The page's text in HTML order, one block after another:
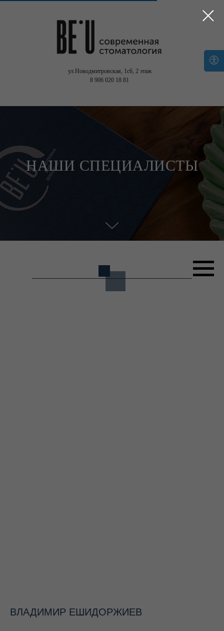
ул.Новодмитровская, 1с6, 2 этаж
8 906 020 18 81
НАШИ СПЕЦИАЛИСТЫ
ВЛАДИМИР ЕШИДОРЖИЕВ